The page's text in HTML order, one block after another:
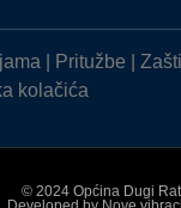
Pritužbe
kolačića
© 2024 Općina Dugi Rat